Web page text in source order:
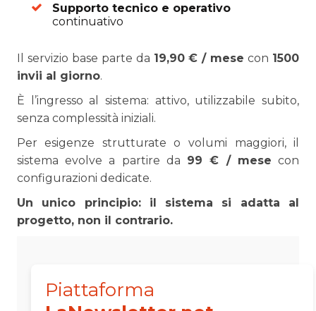
Supporto tecnico e operativo
continuativo
Il servizio base parte da 19,90 € / mese con 1500
invii al giorno.
È l’ingresso al sistema: attivo, utilizzabile subito,
senza complessità iniziali.
Per esigenze strutturate o volumi maggiori, il
sistema evolve a partire da 99 € / mese con
configurazioni dedicate.
Un unico principio: il sistema si adatta al
progetto, non il contrario.
Piattaforma